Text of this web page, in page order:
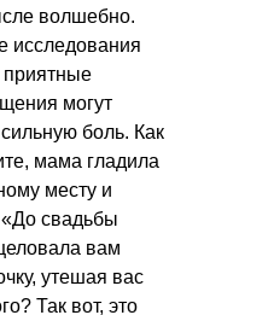
волшебно.
исследования
приятные
могут
боль. Как
мама гладила
месту и
свадьбы
вам
утешая вас
Так вот, это